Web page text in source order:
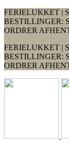
FERIELUKKET |
BESTILLINGER:
ORDRER
FERIELUKKET |
BESTILLINGER:
ORDRER